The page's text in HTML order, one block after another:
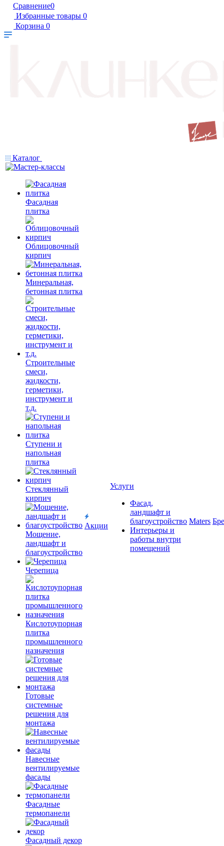
Сравнение0
Избранные товары 0
Корзина 0
Каталог
Фасадная
плитка
Облицовочный
кирпич
Минеральная,
бетонная плитка
Строительные
смеси,
жидкости,
герметики,
инструмент и
т.д.
Ступени и
напольная
плитка
Cтеклянный
кирпич
Мощение,
ландшафт и
благоустройство
Черепица
Кислотоупорная
плитка
промышленного
назначения
Готовые
системные
решения для
монтажа
Навесные
вентилируемые
фасады
Фасадные
термопанели
Фасадный декор
Акции
Услуги
Фасад,
ландшафт и
благоустройство
Интерьеры и
работы внутри
помещений
Maters